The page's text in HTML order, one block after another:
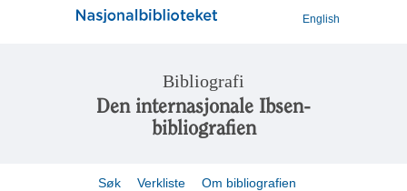
English
Bibliografi
Den internasjonale Ibsen-
bibliografien
Søk Verkliste Om bibliografien